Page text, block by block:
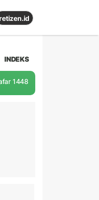
INDEKS
1448